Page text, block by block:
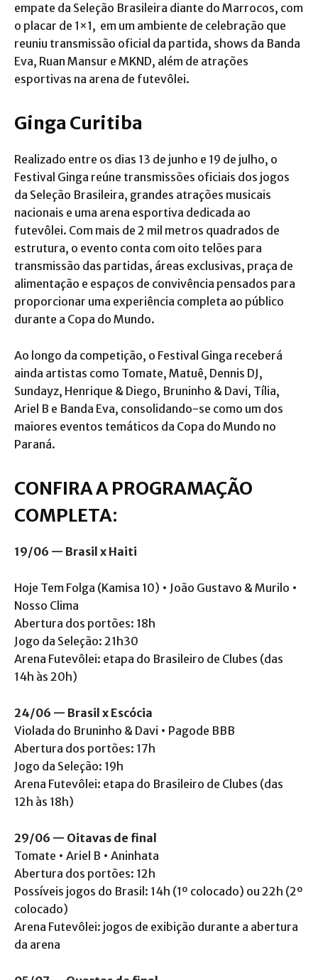
empate da Seleção Brasileira diante do Marrocos, com
o placar de 1×1, em um ambiente de celebração que
reuniu transmissão oficial da partida, shows da Banda
Eva, Ruan Mansur e MKND, além de atrações
esportivas na arena de futevôlei.
Ginga Curitiba
Realizado entre os dias 13 de junho e 19 de julho, o
Festival Ginga reúne transmissões oficiais dos jogos
da Seleção Brasileira, grandes atrações musicais
nacionais e uma arena esportiva dedicada ao
futevôlei. Com mais de 2 mil metros quadrados de
estrutura, o evento conta com oito telões para
transmissão das partidas, áreas exclusivas, praça de
alimentação e espaços de convivência pensados para
proporcionar uma experiência completa ao público
durante a Copa do Mundo.
Ao longo da competição, o Festival Ginga receberá
ainda artistas como Tomate, Matuê, Dennis DJ,
Sundayz, Henrique & Diego, Bruninho & Davi, Tília,
Ariel B e Banda Eva, consolidando-se como um dos
maiores eventos temáticos da Copa do Mundo no
Paraná.
CONFIRA A PROGRAMAÇÃO
COMPLETA:
19/06 — Brasil x Haiti
Hoje Tem Folga (Kamisa 10) • João Gustavo & Murilo •
Nosso Clima
Abertura dos portões: 18h
Jogo da Seleção: 21h30
Arena Futevôlei: etapa do Brasileiro de Clubes (das
14h às 20h)
24/06 — Brasil x Escócia
Violada do Bruninho & Davi • Pagode BBB
Abertura dos portões: 17h
Jogo da Seleção: 19h
Arena Futevôlei: etapa do Brasileiro de Clubes (das
12h às 18h)
29/06 — Oitavas de final
Tomate • Ariel B • Aninhata
Abertura dos portões: 12h
Possíveis jogos do Brasil: 14h (1º colocado) ou 22h (2º
colocado)
Arena Futevôlei: jogos de exibição durante a abertura
da arena